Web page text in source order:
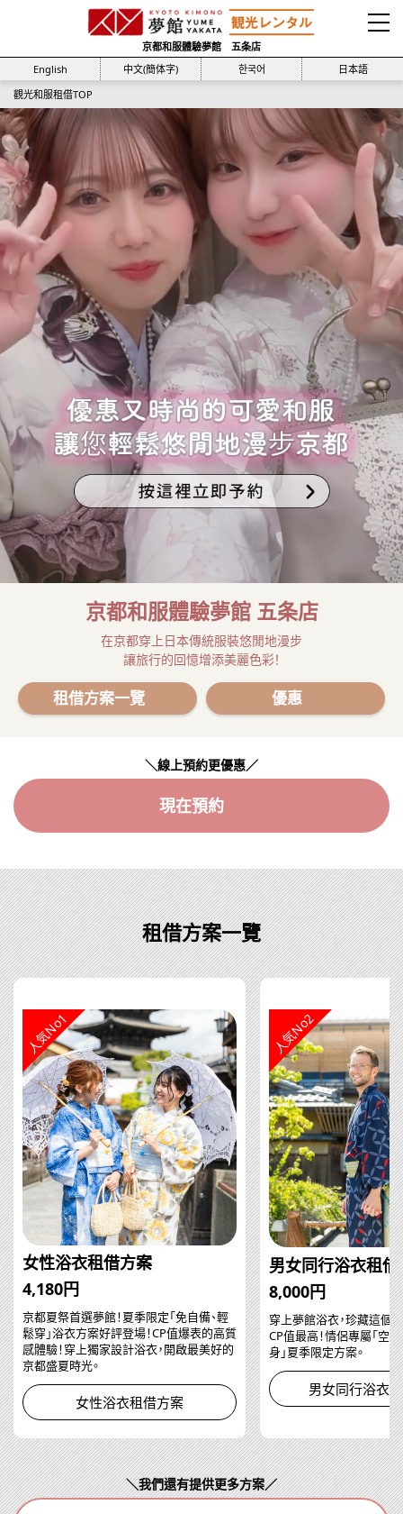
京都和服體驗夢館 五条店
English
中文(簡体字) 한국어
日本語
觀光和服租借TOP
京都和服體驗夢館 五条店
在京都穿上日本傳統服裝悠閒地漫步
讓旅行的回憶增添美麗色彩！
租借方案一覽 優惠
＼線上預約更優惠／
現在預約
租借方案一覽
人気No1
女性浴衣租借方案
4,180円
京都夏祭首選夢館！夏季限定「免自備、輕
鬆穿」浴衣方案好評登場！CP值爆表的高質
感體驗！穿上獨家設計浴衣，開啟最美好的
京都盛夏時光。
女性浴衣租借方案
人気No2
男女同行浴衣租借
8,000円
穿上夢館浴衣，珍藏這個
CP值最高！情侶專屬「空
身」夏季限定方案。
男女同行浴衣
＼我們還有提供更多方案／